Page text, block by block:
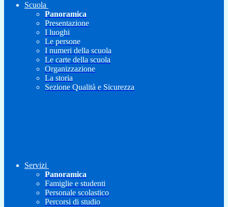
Scuola
Panoramica
Presentazione
I luoghi
Le persone
I numeri della scuola
Le carte della scuola
Organizzazione
La storia
Sezione Qualità e Sicurezza
Servizi
Panoramica
Famiglie e studenti
Personale scolastico
Percorsi di studio